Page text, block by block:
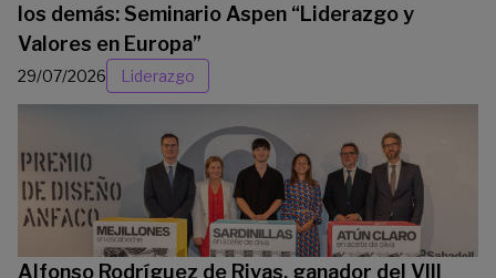
los demás: Seminario Aspen “Liderazgo y
Valores en Europa”
29/07/2026 Liderazgo
Alfonso Rodríguez de Rivas, ganador del VIII